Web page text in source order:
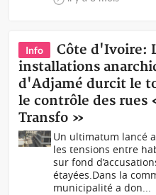
Info
Côte d'Ivoire:
installations
d'Adjamé durcit le
le contrôle des
Transfo »
Un ultimatum lancé
les tensions entre
sur fond
étayées.Dans la
municipalité a don...